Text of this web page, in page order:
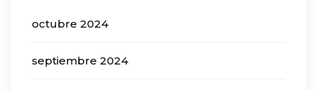
octubre 2024
septiembre 2024